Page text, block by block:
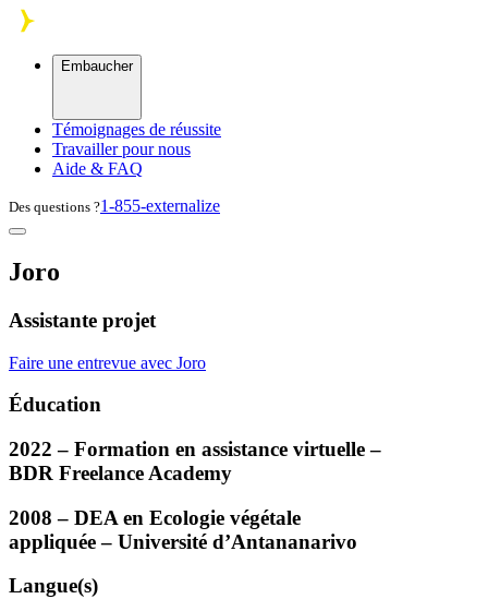
Skip to main content
Embaucher
Témoignages de réussite
Travailler pour nous
Aide & FAQ
Des questions ?1-855-externalize
Joro
Assistante projet
Faire une entrevue avec Joro
Éducation
2022 – Formation en assistance virtuelle –
BDR Freelance Academy
2008 – DEA en Ecologie végétale
appliquée – Université d’Antananarivo
Langue(s)